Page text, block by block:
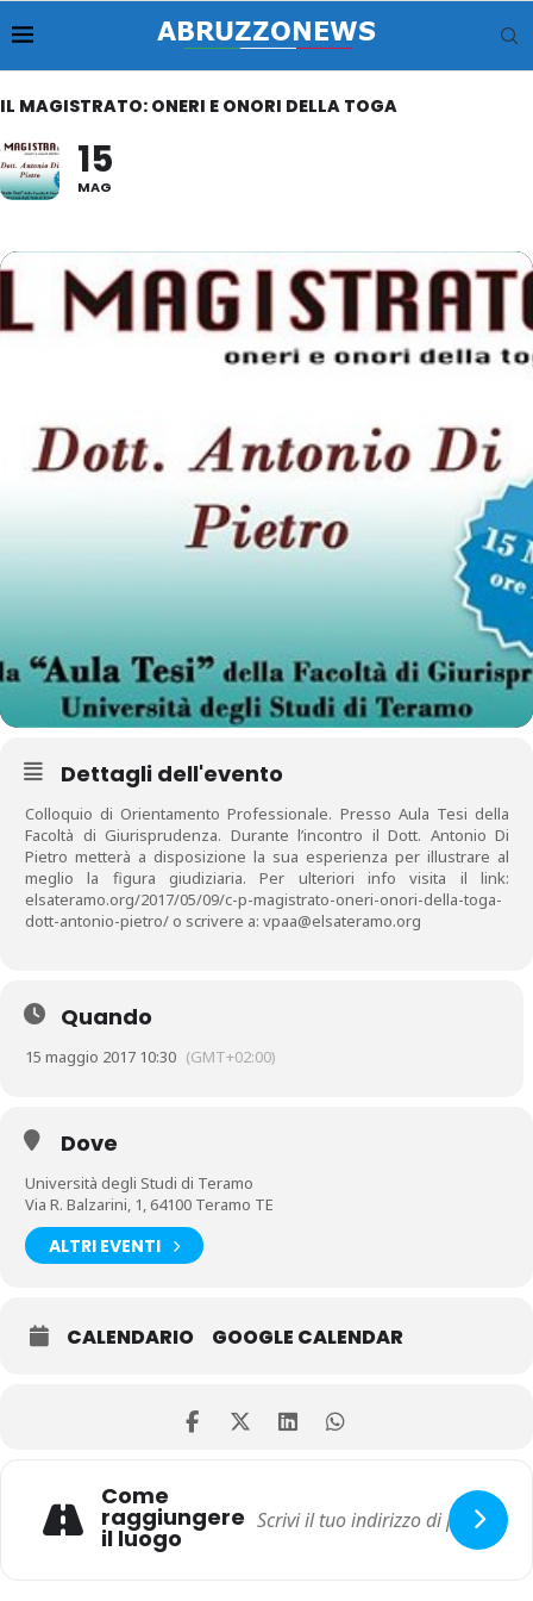
IL MAGISTRATO: ONERI E ONORI DELLA TOGA
15
MAG
Dettagli dell'evento
Colloquio di Orientamento Professionale. Presso Aula Tesi della
Facoltà di Giurisprudenza. Durante l’incontro il Dott. Antonio Di
Pietro metterà a disposizione la sua esperienza per illustrare al
meglio la figura giudiziaria. Per ulteriori info visita il link:
elsateramo.org/2017/05/09/c-p-magistrato-oneri-onori-della-toga-
dott-antonio-pietro/ o scrivere a: vpaa@elsateramo.org
Quando
15 maggio 2017 10:30 (GMT+02:00)
Dove
Università degli Studi di Teramo
Via R. Balzarini, 1, 64100 Teramo TE
ALTRI EVENTI
CALENDARIO GOOGLE CALENDAR
Come
raggiungere
il luogo